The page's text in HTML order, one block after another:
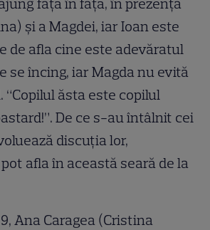
față în față, în prezența
și a Magdei, iar Ioan este
de afla cine este adevăratul
se încing, iar Magda nu evită
“Copilul ăsta este copilul
De ce s-au întâlnit cei
discuția lor,
afla în această seară de la
Ana Caragea (Cristina